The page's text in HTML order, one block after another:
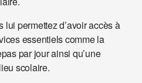
permettez d’avoir accès à
essentiels comme la
par jour ainsi qu’une
scolaire.